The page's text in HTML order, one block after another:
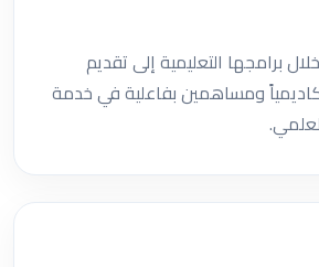
برامجها التعليمية إلى تقديم
ومساهمين بفاعلية في خدمة